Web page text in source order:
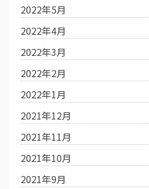
2022年5月
2022年4月
2022年3月
2022年2月
2022年1月
2021年12月
2021年11月
2021年10月
2021年9月